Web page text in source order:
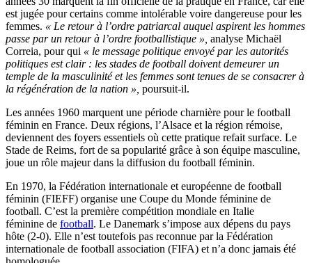
est jugée pour certains comme intolérable voire dangereuse pour les
femmes. « Le retour à l’ordre patriarcal auquel aspirent les hommes
passe par un retour à l’ordre footballistique », analyse Michaël
Correia, pour qui « le message politique envoyé par les autorités
politiques est clair : les stades de football doivent demeurer un
temple de la masculinité et les femmes sont tenues de se consacrer à
la régénération de la nation », poursuit-il.
Les années 1960 marquent une période charnière pour le football
féminin en France. Deux régions, l’Alsace et la région rémoise,
deviennent des foyers essentiels où cette pratique refait surface. Le
Stade de Reims, fort de sa popularité grâce à son équipe masculine,
joue un rôle majeur dans la diffusion du football féminin.
En 1970, la Fédération internationale et européenne de football
féminin (FIEFF) organise une Coupe du Monde féminine de
football. C’est la première compétition mondiale en Italie
féminine de football. Le Danemark s’impose aux dépens du pays
hôte (2-0). Elle n’est toutefois pas reconnue par la Fédération
internationale de football association (FIFA) et n’a donc jamais été